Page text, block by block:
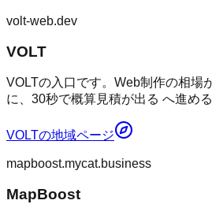
volt-web.dev
VOLT
VOLTの入口です。Web制作の相場
に、30秒で概算見積が出る へ進め
VOLTの地域ページ
mapboost.mycat.business
MapBoost